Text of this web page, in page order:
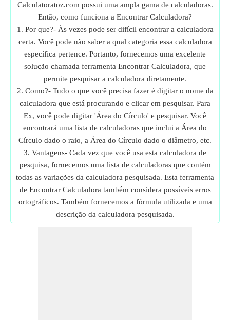
Calculatoratoz.com possui uma ampla gama de calculadoras.
Então, como funciona a Encontrar Calculadora?
1. Por que?- Às vezes pode ser difícil encontrar a calculadora
certa. Você pode não saber a qual categoria essa calculadora
específica pertence. Portanto, fornecemos uma excelente
solução chamada ferramenta Encontrar Calculadora, que
permite pesquisar a calculadora diretamente.
2. Como?- Tudo o que você precisa fazer é digitar o nome da
calculadora que está procurando e clicar em pesquisar. Para
Ex, você pode digitar 'Área do Círculo' e pesquisar. Você
encontrará uma lista de calculadoras que inclui a Área do
Círculo dado o raio, a Área do Círculo dado o diâmetro, etc.
3. Vantagens- Cada vez que você usa esta calculadora de
pesquisa, fornecemos uma lista de calculadoras que contém
todas as variações da calculadora pesquisada. Esta ferramenta
de Encontrar Calculadora também considera possíveis erros
ortográficos. Também fornecemos a fórmula utilizada e uma
descrição da calculadora pesquisada.